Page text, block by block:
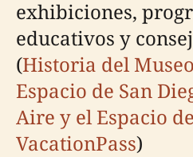
exhibiciones,
educativos y
(Historia del
Espacio de San
Aire y el Espacio
VacationPass)